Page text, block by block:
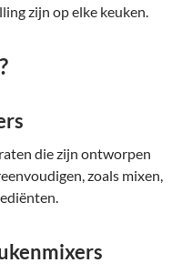
zijn op elke keuken.
die zijn ontworpen
zoals mixen,